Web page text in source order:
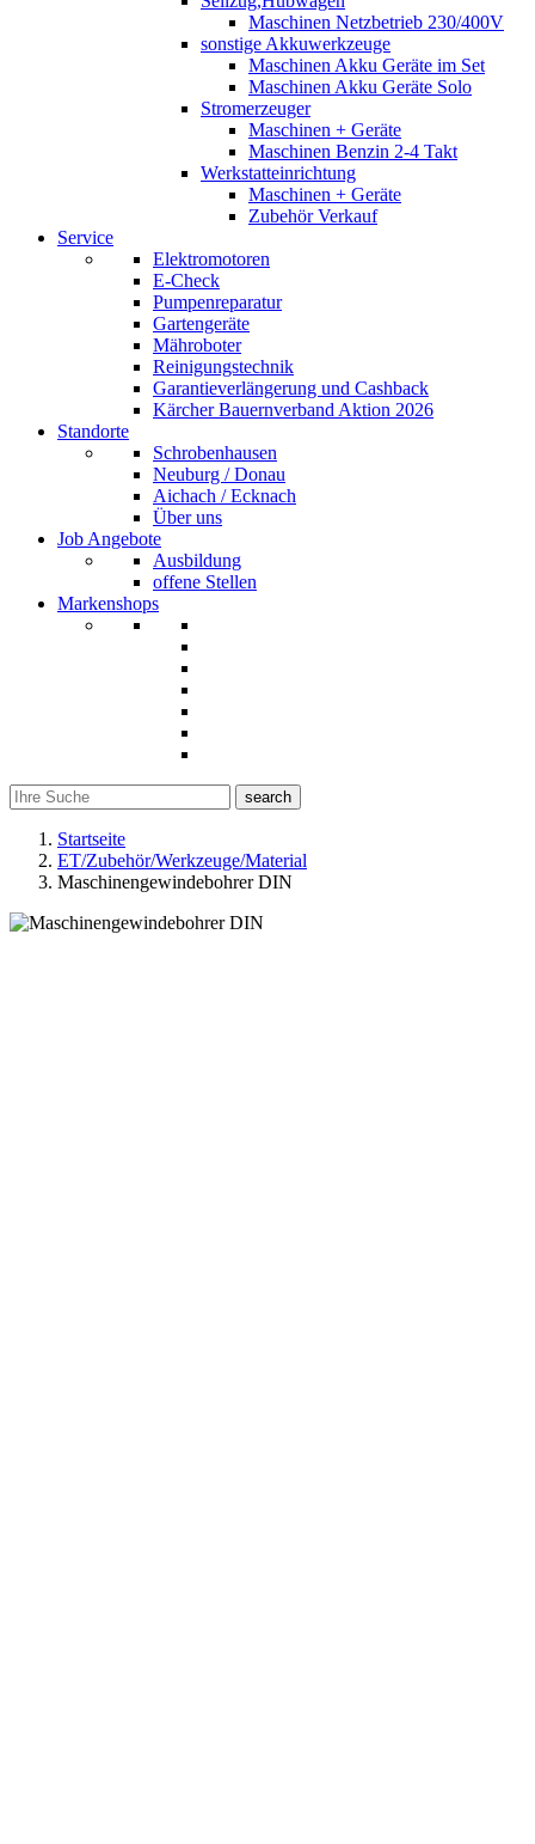
Maschinen Netzbetrieb 230/400V
sonstige Akkuwerkzeuge
Maschinen Akku Geräte im Set
Maschinen Akku Geräte Solo
Stromerzeuger
Maschinen + Geräte
Maschinen Benzin 2-4 Takt
Werkstatteinrichtung
Maschinen + Geräte
Zubehör Verkauf
Service
Elektromotoren
E-Check
Pumpenreparatur
Gartengeräte
Mähroboter
Reinigungstechnik
Garantieverlängerung und Cashback
Kärcher Bauernverband Aktion 2026
Standorte
Schrobenhausen
Neuburg / Donau
Aichach / Ecknach
Über uns
Job Angebote
Ausbildung
offene Stellen
Markenshops
search
Startseite
ET/Zubehör/Werkzeuge/Material
Maschinengewindebohrer DIN